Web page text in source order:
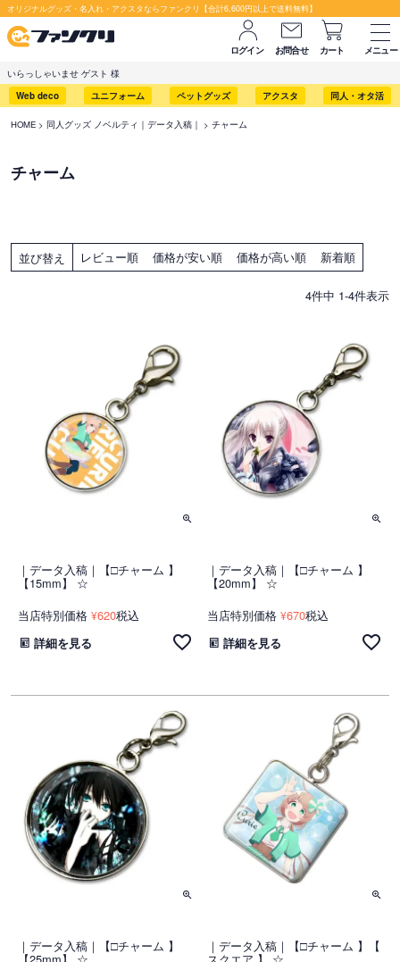
オリジナルグッズ・名入れ・アクスタならファンクリ【合計6,600円以上で送料無料】
ログイン お問合せ カート
メニュー
いらっしゃいませ ゲスト 様
Web deco
ユニフォーム ペットグッズ アクスタ 同人・オタ活
HOME 同人グッズ ノベルティ｜データ入稿｜ チャーム
チャーム
並び替え レビュー順 価格が安い順 価格が高い順 新着順
4件中 1-4件表示
｜データ入稿｜【□チャーム 】
【15mm】 ☆
当店特別価格 ¥620税込
詳細を見る
｜データ入稿｜【□チャーム 】
【20mm】 ☆
当店特別価格 ¥670税込
詳細を見る
｜データ入稿｜【□チャーム 】 ｜データ入稿｜【□チャーム 】【